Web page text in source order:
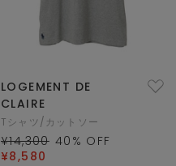
LOGEMENT DE
CLAIRE
Tシャツ/カットソー
¥14,300 40 % OFF
¥8,580